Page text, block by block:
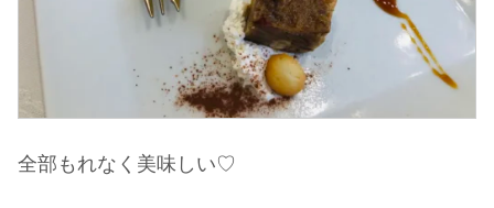
全部もれなく美味しい♡